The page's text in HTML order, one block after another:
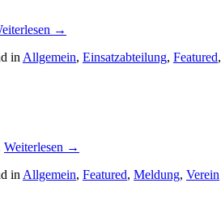
→
in Allgemein, Einsatzabteilung, Featured,
Weiterlesen →
in Allgemein, Featured, Meldung, Verein